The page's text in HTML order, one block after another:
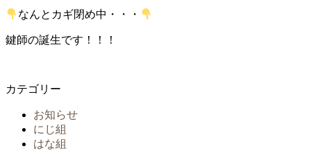
なんとカギ閉め中・・・
鍵師の誕生です！！！
カテゴリー
お知らせ
にじ組
はな組